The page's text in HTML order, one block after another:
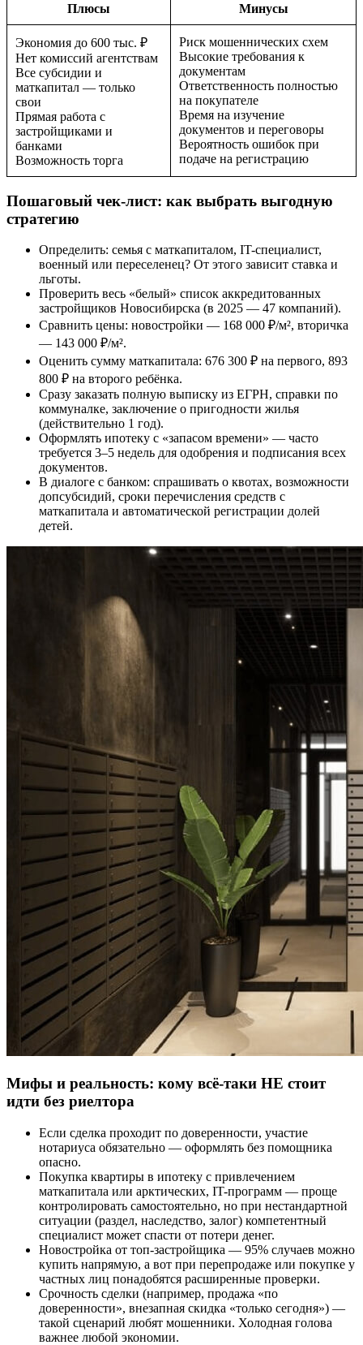
Плюсы Минусы
Экономия до 600 тыс. ₽
Нет комиссий агентствам
Все субсидии и
маткапитал — только
свои
Прямая работа с
застройщиками и
банками
Возможность торга
Риск мошеннических схем
Высокие требования к
документам
Ответственность полностью
на покупателе
Время на изучение
документов и переговоры
Вероятность ошибок при
подаче на регистрацию
Пошаговый чек-лист: как выбрать выгодную
стратегию
Определить: семья с маткапиталом, IT-специалист,
военный или переселенец? От этого зависит ставка и
льготы.
Проверить весь «белый» список аккредитованных
застройщиков Новосибирска (в 2025 — 47 компаний).
Сравнить цены: новостройки — 168 000 ₽/м², вторичка
— 143 000 ₽/м².
Оценить сумму маткапитала: 676 300 ₽ на первого, 893
800 ₽ на второго ребёнка.
Сразу заказать полную выписку из ЕГРН, справки по
коммуналке, заключение о пригодности жилья
(действительно 1 год).
Оформлять ипотеку с «запасом времени» — часто
требуется 3–5 недель для одобрения и подписания всех
документов.
В диалоге с банком: спрашивать о квотах, возможности
допсубсидий, сроки перечисления средств с
маткапитала и автоматической регистрации долей
детей.
Мифы и реальность: кому всё-таки НЕ стоит
идти без риелтора
Если сделка проходит по доверенности, участие
нотариуса обязательно — оформлять без помощника
опасно.
Покупка квартиры в ипотеку с привлечением
маткапитала или арктических, IT-программ — проще
контролировать самостоятельно, но при нестандартной
ситуации (раздел, наследство, залог) компетентный
специалист может спасти от потери денег.
Новостройка от топ-застройщика — 95% случаев можно
купить напрямую, а вот при перепродаже или покупке у
частных лиц понадобятся расширенные проверки.
Срочность сделки (например, продажа «по
доверенности», внезапная скидка «только сегодня») —
такой сценарий любят мошенники. Холодная голова
важнее любой экономии.